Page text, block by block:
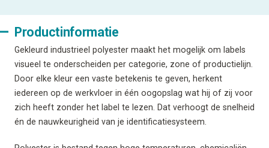
Productinformatie
Gekleurd industrieel polyester maakt het mogelijk om labels
visueel te onderscheiden per categorie, zone of productielijn.
Door elke kleur een vaste betekenis te geven, herkent
iedereen op de werkvloer in één oogopslag wat hij of zij voor
zich heeft zonder het label te lezen. Dat verhoogt de snelheid
én de nauwkeurigheid van je identificatiesysteem.